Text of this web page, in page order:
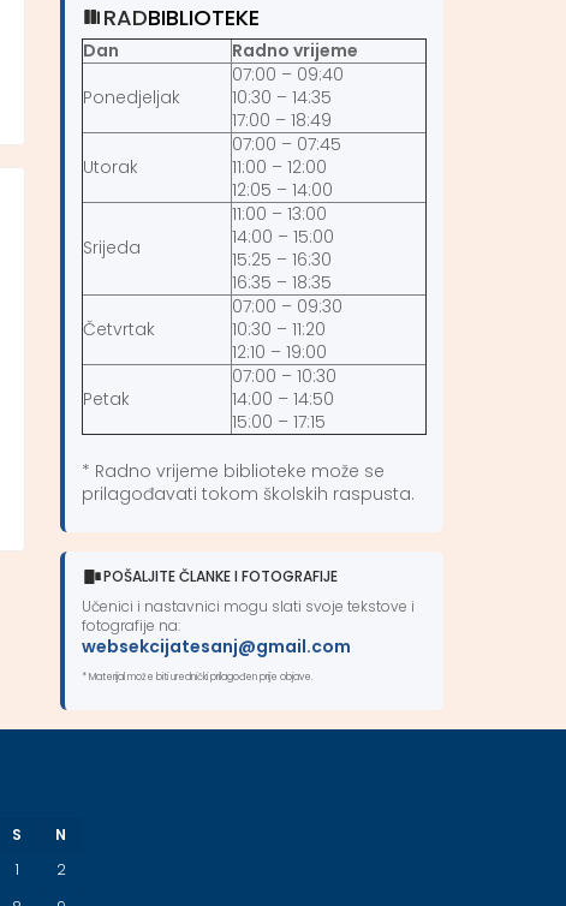
RADBIBLIOTEKE
Dan
Radno vrijeme
Ponedjeljak
07:00 – 09:40
10:30 – 14:35
17:00 – 18:49
Utorak
07:00 – 07:45
11:00 – 12:00
12:05 – 14:00
Srijeda
11:00 – 13:00
14:00 – 15:00
15:25 – 16:30
16:35 – 18:35
Četvrtak
07:00 – 09:30
10:30 – 11:20
12:10 – 19:00
Petak
07:00 – 10:30
14:00 – 14:50
15:00 – 17:15
* Radno vrijeme biblioteke može se
prilagođavati tokom školskih raspusta.
POŠALJITE ČLANKE I FOTOGRAFIJE
Učenici i nastavnici mogu slati svoje tekstove i
fotografije na:
websekcijatesanj@gmail.com
* Materijal može biti urednički prilagođen prije objave.
S
N
1
2